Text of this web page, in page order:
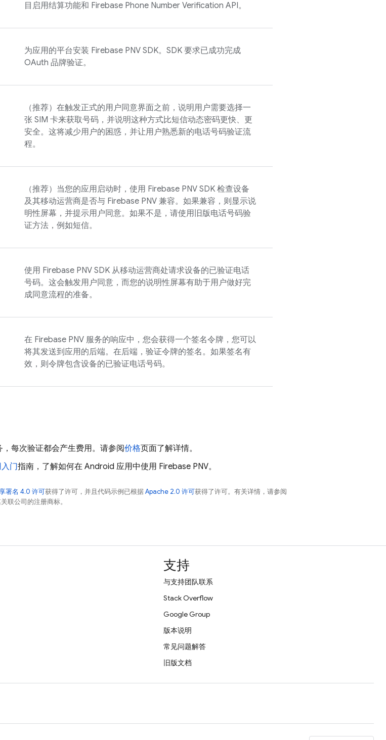
目启用结算功能和 Firebase Phone Number Verification API。
为应用的平台安装 Firebase PNV SDK。SDK 要求已成功完成
OAuth 品牌验证。
（推荐）在触发正式的用户同意界面之前，说明用户需要选择一
张 SIM 卡来获取号码，并说明这种方式比短信动态密码更快、更
安全。这将减少用户的困惑，并让用户熟悉新的电话号码验证流
程。
（推荐）当您的应用启动时，使用 Firebase PNV SDK 检查设备
及其移动运营商是否与 Firebase PNV 兼容。如果兼容，则显示说
明性屏幕，并提示用户同意。如果不是，请使用旧版电话号码验
证方法，例如短信。
使用 Firebase PNV SDK 从移动运营商处请求设备的已验证电话
号码。这会触发用户同意，而您的说明性屏幕有助于用户做好完
成同意流程的准备。
在 Firebase PNV 服务的响应中，您会获得一个签名令牌，您可以
将其发送到应用的后端。在后端，验证令牌的签名。如果签名有
效，则令牌包含设备的已验证电话号码。
，每次验证都会产生费用。请参阅价格页面了解详情。
门指南，了解如何在 Android 应用中使用 Firebase PNV。
署名 4.0 许可获得了许可，并且代码示例已根据Apache 2.0 许可获得了许可。有关详情，请参阅
联公司的注册商标。
支持
与支持团队联系
Stack Overflow
Google Group
版本说明
常见问题解答
旧版文档